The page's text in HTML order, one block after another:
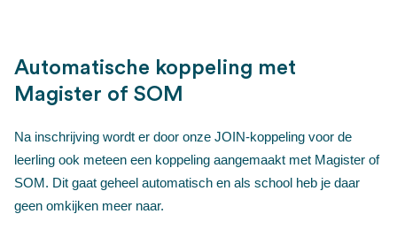
Automatische koppeling met
Magister of SOM
Na inschrijving wordt er door onze JOIN-koppeling voor de
leerling ook meteen een koppeling aangemaakt met Magister of
SOM. Dit gaat geheel automatisch en als school heb je daar
geen omkijken meer naar.